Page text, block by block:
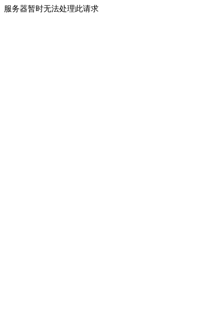
服务器暂时无法处理此请求